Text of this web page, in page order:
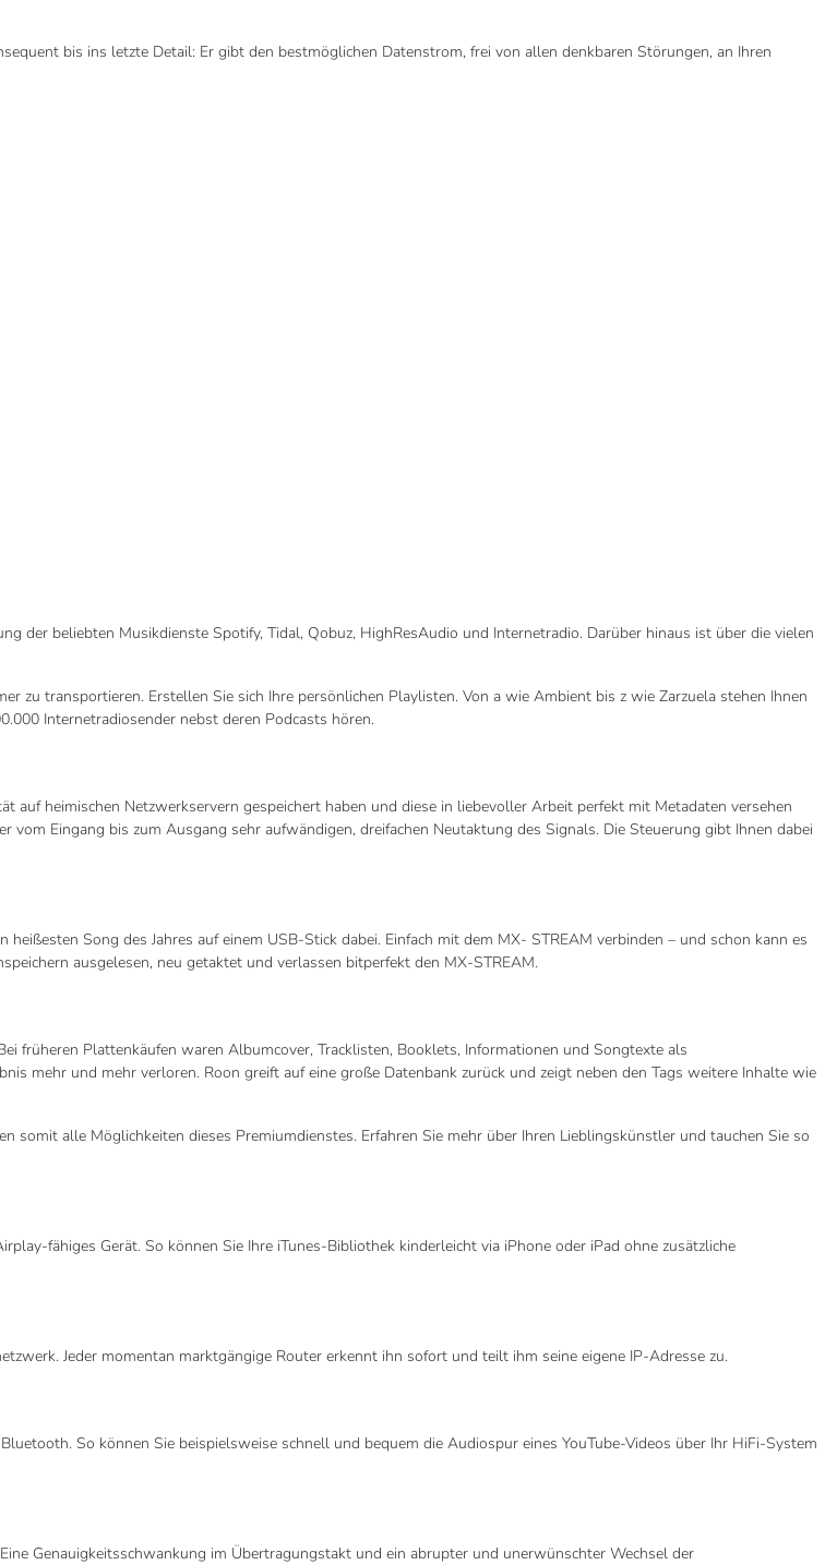
bis ins letzte Detail: Er gibt den bestmöglichen Datenstrom, frei von allen denkbaren Störungen, an Ihren
der beliebten Musikdienste Spotify, Tidal, Qobuz, HighResAudio und Internetradio. Darüber hinaus ist über die vielen
zu transportieren. Erstellen Sie sich Ihre persönlichen Playlisten. Von a wie Ambient bis z wie Zarzuela stehen Ihnen
Internetradiosender nebst deren Podcasts hören.
heimischen Netzwerkservern gespeichert haben und diese in liebevoller Arbeit perfekt mit Metadaten versehen
Eingang bis zum Ausgang sehr aufwändigen, dreifachen Neutaktung des Signals. Die Steuerung gibt Ihnen dabei
Song des Jahres auf einem USB-Stick dabei. Einfach mit dem MX- STREAM verbinden – und schon kann es
ausgelesen, neu getaktet und verlassen bitperfekt den MX-STREAM.
früheren Plattenkäufen waren Albumcover, Tracklisten, Booklets, Informationen und Songtexte als
mehr und mehr verloren. Roon greift auf eine große Datenbank zurück und zeigt neben den Tags weitere Inhalte wie
somit alle Möglichkeiten dieses Premiumdienstes. Erfahren Sie mehr über Ihren Lieblingskünstler und tauchen Sie so
fähiges Gerät. So können Sie Ihre iTunes-Bibliothek kinderleicht via iPhone oder iPad ohne zusätzliche
Jeder momentan marktgängige Router erkennt ihn sofort und teilt ihm seine eigene IP-Adresse zu.
So können Sie beispielsweise schnell und bequem die Audiospur eines YouTube-Videos über Ihr HiFi-System
Genauigkeitsschwankung im Übertragungstakt und ein abrupter und unerwünschter Wechsel der